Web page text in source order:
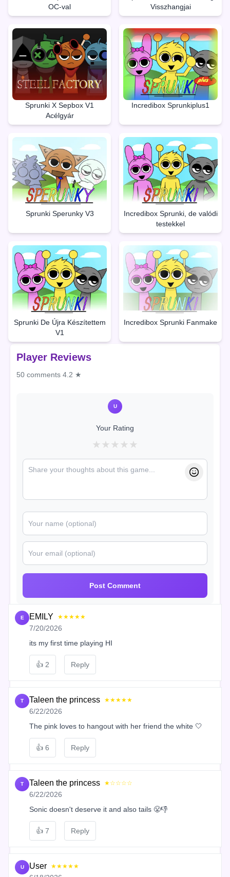
OC-val
Visszhangjai
Sprunki X Sepbox V1
Acélgyár
Incredibox Sprunkiplus1
Sprunki Sperunky V3
Incredibox Sprunki, de valódi
testekkel
Sprunki De Újra Készítettem
V1
Incredibox Sprunki Fanmake
Player Reviews
50 comments 4.2 ★
U
Your Rating
★ ★ ★ ★ ★
Post Comment
E EMILY ★★★★★
7/20/2026
its my first time playing HI
👍 2 Reply
T Taleen the princess ★★★★★
6/22/2026
The pink loves to hangout with her friend the white 🤍
👍 6 Reply
T Taleen the princess ★☆☆☆☆
6/22/2026
Sonic doesn't deserve it and also tails 😤👎
👍 7 Reply
U User ★★★★★